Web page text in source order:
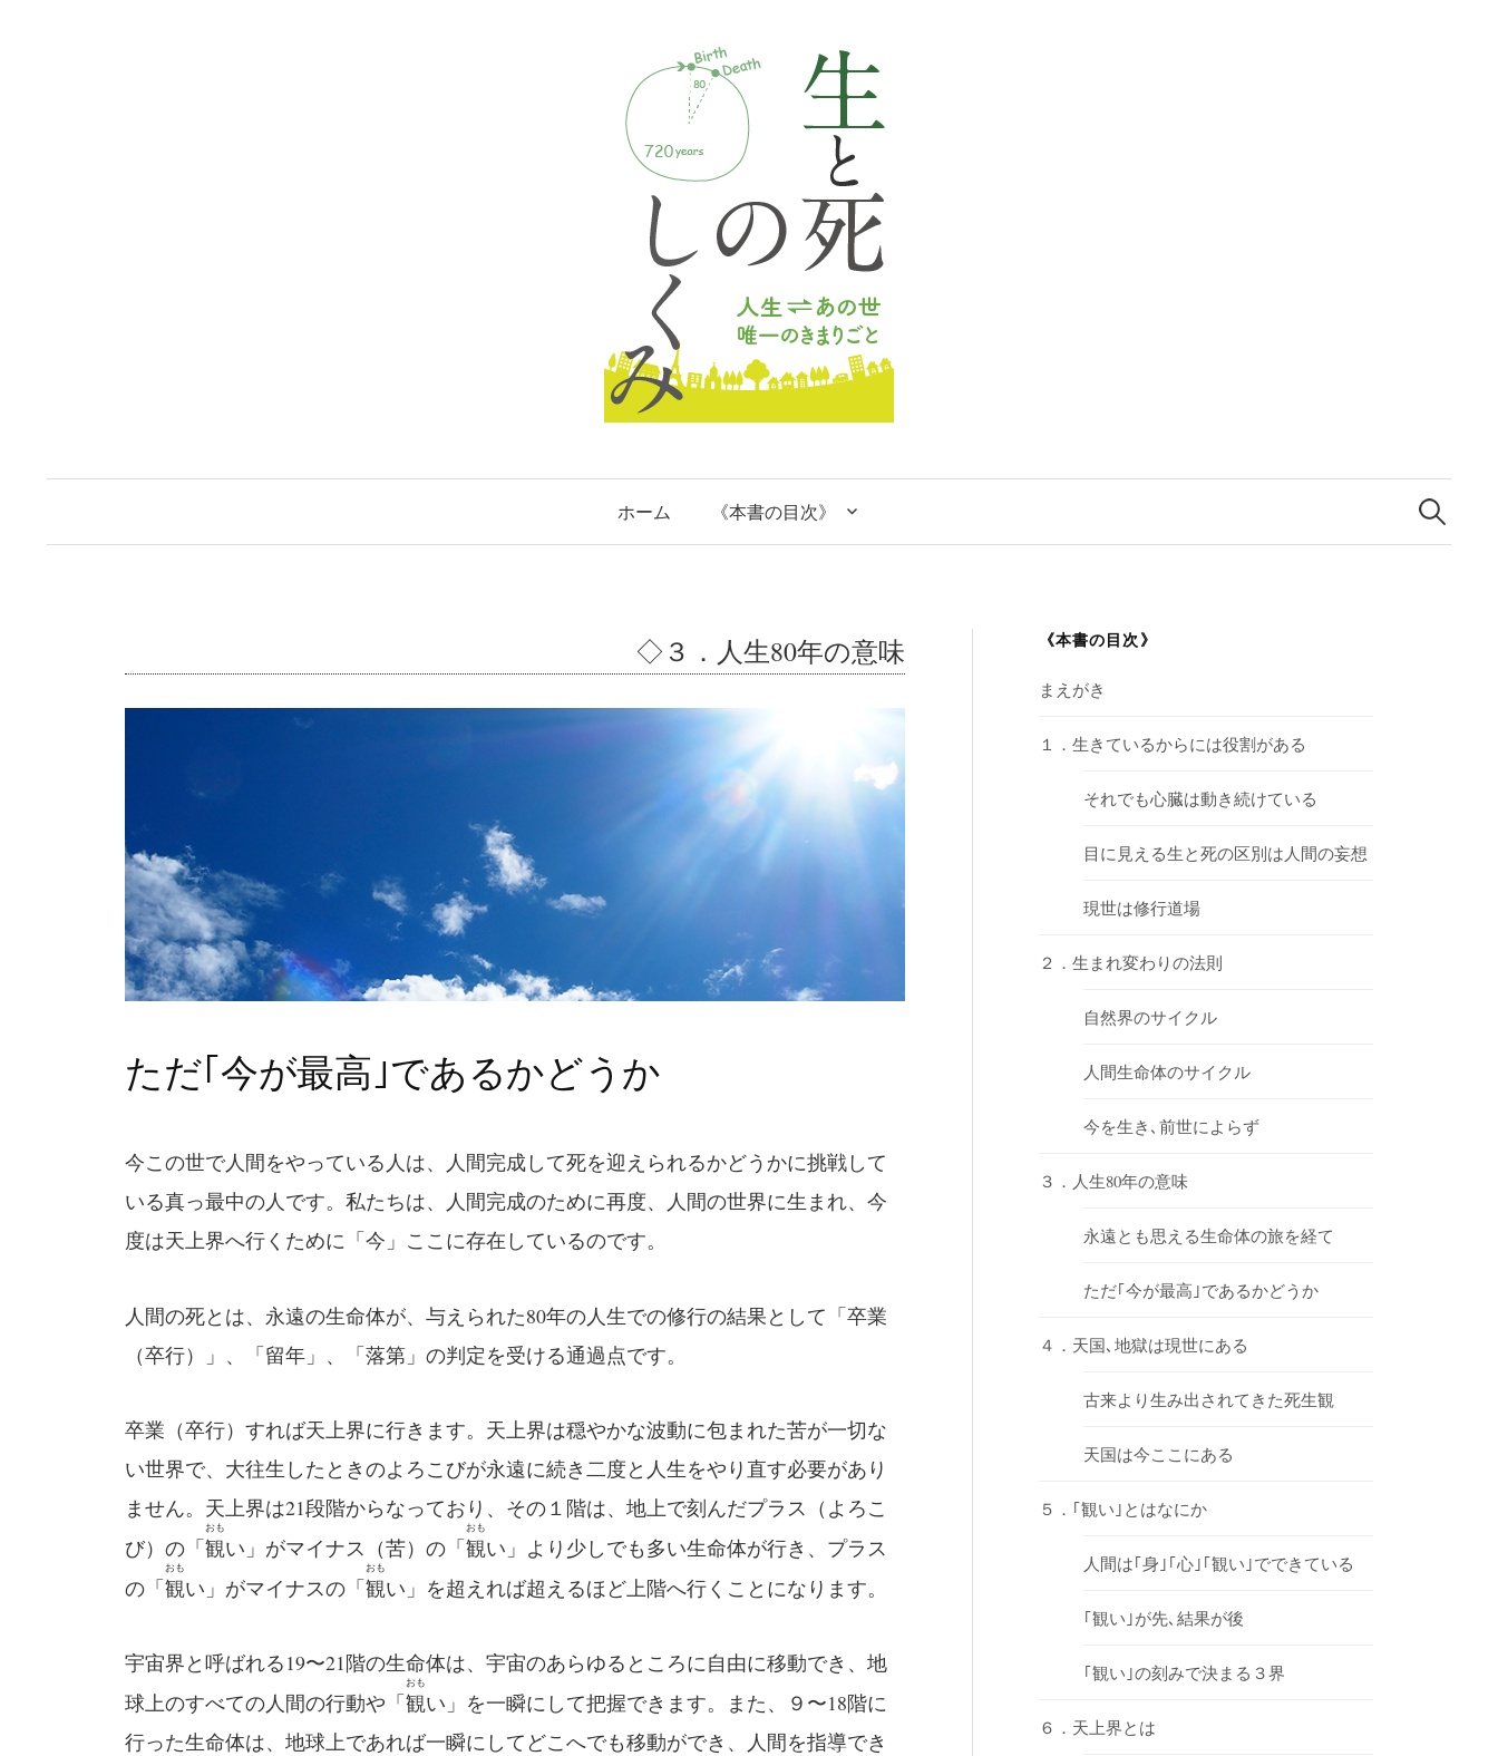
ホーム 《本書の目次》
検
索:
◇３．人生80年の意味
ただ｢今が最高｣であるかどうか
今この世で人間をやっている人は、人間完成して死を迎えられるかどうかに挑戦して
いる真っ最中の人です。私たちは、人間完成のために再度、人間の世界に生まれ、今
度は天上界へ行くために「今」ここに存在しているのです。
人間の死とは、永遠の生命体が、与えられた80年の人生での修行の結果として「卒業
（卒行）」、「留年」、「落第」の判定を受ける通過点です。
卒業（卒行）すれば天上界に行きます。天上界は穏やかな波動に包まれた苦が一切な
い世界で、大往生したときのよろこびが永遠に続き二度と人生をやり直す必要があり
ません。天上界は21段階からなっており、その１階は、地上で刻んだプラス（よろこ
び）の「観
おも
い」がマイナス（苦）の「観
おも
い」より少しでも多い生命体が行き、プラス
の「観
おも
い」がマイナスの「観
おも
い」を超えれば超えるほど上階へ行くことになります。
宇宙界と呼ばれる19〜21階の生命体は、宇宙のあらゆるところに自由に移動でき、地
球上のすべての人間の行動や「観
おも
い」を一瞬にして把握できます。また、９〜18階に
行った生命体は、地球上であれば一瞬にしてどこへでも移動ができ、人間を指導でき
《本書の目次》
まえがき
１．生きているからには役割がある
それでも心臓は動き続けている
目に見える生と死の区別は人間の妄想
現世は修行道場
２．生まれ変わりの法則
自然界のサイクル
人間生命体のサイクル
今を生き､前世によらず
３．人生80年の意味
永遠とも思える生命体の旅を経て
ただ｢今が最高｣であるかどうか
４．天国､地獄は現世にある
古来より生み出されてきた死生観
天国は今ここにある
５．｢観い｣とはなにか
人間は｢身｣｢心｣｢観い｣でできている
｢観い｣が先､結果が後
｢観い｣の刻みで決まる３界
６．天上界とは